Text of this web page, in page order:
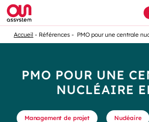
Accueil Références PMO pour une centrale
PMO POUR UNE
NUCLÉAIRE
Management de projet Nucléaire